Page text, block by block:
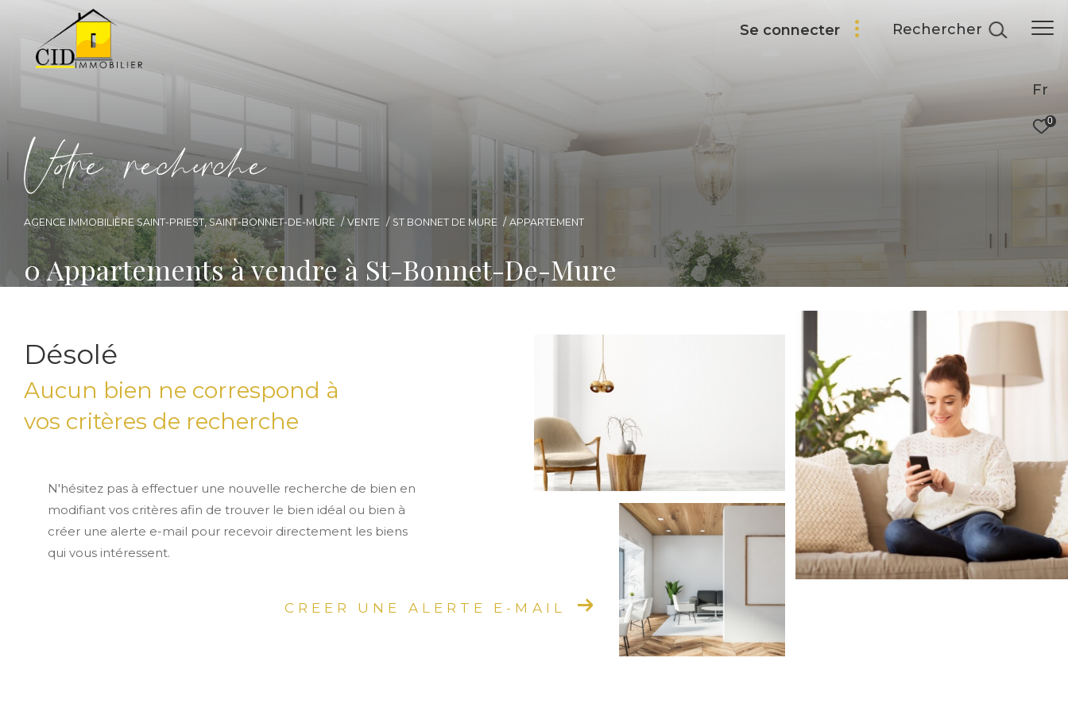
Fr
0
Se connecter Rechercher
Vore recece
AGENCE IMMOBILIÈRE SAINT-PRIEST, SAINT-BONNET-DE-MURE VENTE ST BONNET DE MURE APPARTEMENT
0Appartements à vendre à St-Bonnet-De-Mure
Désolé
Aucun bien ne correspond à
vos critères de recherche
N'hésitez pas à effectuer une nouvelle recherche de bien en
modifiant vos critères afin de trouver le bien idéal ou bien à
créer une alerte e-mail pour recevoir directement les biens
qui vous intéressent.
CREER UNE ALERTE E-MAIL